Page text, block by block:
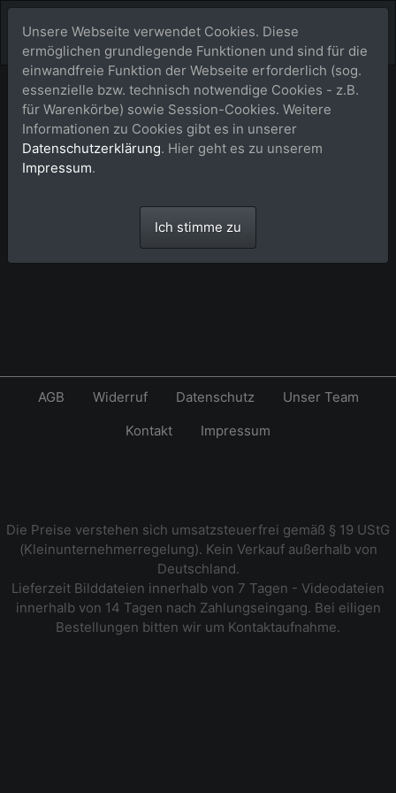
Warenkorb
Dein Warenkorb ist leer.
Unsere Webseite verwendet Cookies. Diese
ermöglichen grundlegende Funktionen und sind für die
einwandfreie Funktion der Webseite erforderlich (sog.
essenzielle bzw. technisch notwendige Cookies - z.B.
für Warenkörbe) sowie Session-Cookies. Weitere
Informationen zu Cookies gibt es in unserer
Datenschutzerklärung. Hier geht es zu unserem
Impressum.
Ich stimme zu
AGB Widerruf Datenschutz
Unser Team
Kontakt
Impressum
Die Preise verstehen sich umsatzsteuerfrei gemäß § 19 UStG
(Kleinunternehmerregelung). Kein Verkauf außerhalb von
Deutschland.
Lieferzeit Bilddateien innerhalb von 7 Tagen - Videodateien
innerhalb von 14 Tagen nach Zahlungseingang. Bei eiligen
Bestellungen bitten wir um Kontaktaufnahme.